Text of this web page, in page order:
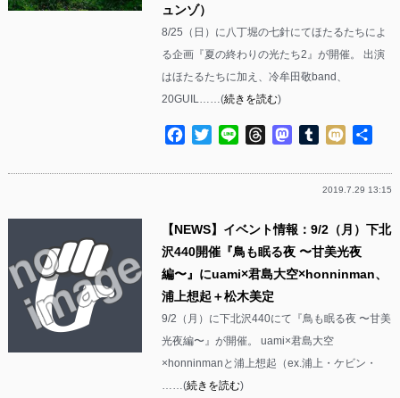
ュンゾ）
8/25（日）に八丁堀の七針にてほたるたちによ
る企画『夏の終わりの光たち2』が開催。 出演
はほたるたちに加え、冷牟田敬band、
20GUIL……(続きを読む)
Facebook
TwitterLine ThreadsMastodon
Tumblr
Mixi
2019.7.29 13:15
【NEWS】イベント情報：9/2（月）下北
沢440開催『鳥も眠る夜 〜甘美光夜
編〜』にuami×君島大空×honninman、
浦上想起＋松木美定
9/2（月）に下北沢440にて『鳥も眠る夜 〜甘美
光夜編〜』が開催。 uami×君島大空
×honninmanと浦上想起（ex.浦上・ケビン・
……(続きを読む)